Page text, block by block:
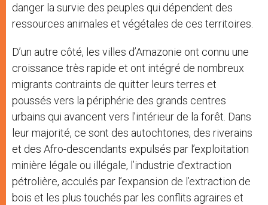
danger la survie des peuples qui dépendent des
ressources animales et végétales de ces territoires.
D’un autre côté, les villes d’Amazonie ont connu une
croissance très rapide et ont intégré de nombreux
migrants contraints de quitter leurs terres et
poussés vers la périphérie des grands centres
urbains qui avancent vers l’intérieur de la forêt. Dans
leur majorité, ce sont des autochtones, des riverains
et des Afro-descendants expulsés par l’exploitation
minière légale ou illégale, l’industrie d’extraction
pétrolière, acculés par l’expansion de l’extraction de
bois et les plus touchés par les conflits agraires et